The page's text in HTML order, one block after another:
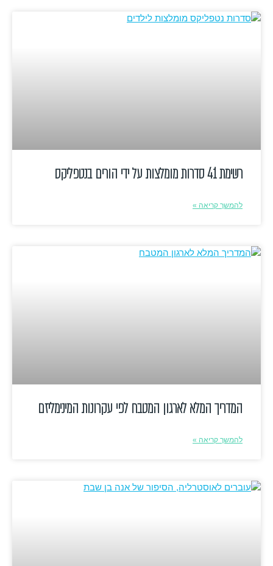
רשימת 41 סדרות מומלצות על ידי הורים בנטפליקס
להמשך קריאה »
המדריך המלא לארגון המטבח לפי עקרונות המינימליזם
להמשך קריאה »